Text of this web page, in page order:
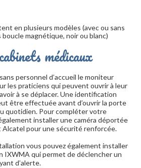
en plusieurs modèles (avec ou sans
boucle magnétique, noir ou blanc)
médicaux
personnel d’accueil le moniteur
les praticiens qui peuvent ouvrir à leur
à se déplacer. Une identification
être effectuée avant d’ouvrir la porte
quotidien. Pour compléter votre
installer une caméra déportée
Alcatel pour une sécurité renforcée.
vous pouvez également installer
IXWMA qui permet de déclencher un
d’alerte.